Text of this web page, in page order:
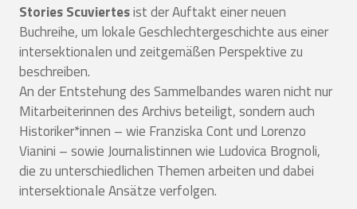
Stories Scuviertesist der Auftakt einer neuen
Buchreihe, um lokale Geschlechtergeschichte aus einer
intersektionalen und zeitgemäßen Perspektive zu
beschreiben.
An der Entstehung des Sammelbandes waren nicht nur
Mitarbeiterinnen des Archivs beteiligt, sondern auch
Historiker*innen – wie Franziska Cont und Lorenzo
Vianini – sowie Journalistinnen wie Ludovica Brognoli,
die zu unterschiedlichen Themen arbeiten und dabei
intersektionale Ansätze verfolgen.